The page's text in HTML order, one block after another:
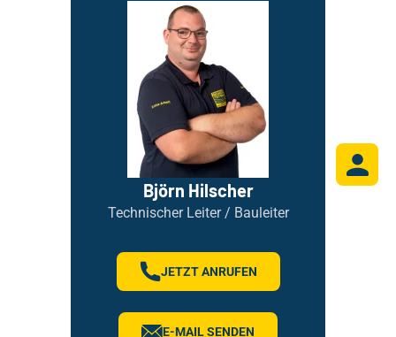
Björn Hilscher
Technischer Leiter / Bauleiter
JETZT ANRUFEN
E-MAIL SENDEN